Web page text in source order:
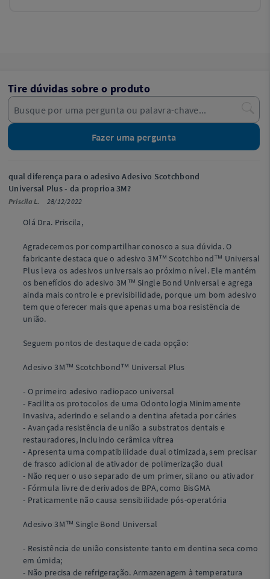
Tire dúvidas sobre o produto
Fazer uma pergunta
qual diferença para o adesivo Adesivo Scotchbond
Universal Plus - da proprioa 3M?
Priscila L. 28/12/2022
Olá Dra. Priscila,
Agradecemos por compartilhar conosco a sua dúvida. O
fabricante destaca que o adesivo 3M™ Scotchbond™ Universal
Plus leva os adesivos universais ao próximo nível. Ele mantém
os benefícios do adesivo 3M™ Single Bond Universal e agrega
ainda mais controle e previsibilidade, porque um bom adesivo
tem que oferecer mais que apenas uma boa resistência de
união.
Seguem pontos de destaque de cada opção:
Adesivo 3M™ Scotchbond™ Universal Plus
- O primeiro adesivo radiopaco universal
- Facilita os protocolos de uma Odontologia Minimamente
Invasiva, aderindo e selando a dentina afetada por cáries
- Avançada resistência de união a substratos dentais e
restauradores, incluindo cerâmica vítrea
- Apresenta uma compatibilidade dual otimizada, sem precisar
de frasco adicional de ativador de polimerização dual
- Não requer o uso separado de um primer, silano ou ativador
- Fórmula livre de derivados de BPA, como BisGMA
- Praticamente não causa sensibilidade pós-operatória
Adesivo 3M™ Single Bond Universal
- Resistência de união consistente tanto em dentina seca como
em úmida;
- Não precisa de refrigeração. Armazenagem à temperatura